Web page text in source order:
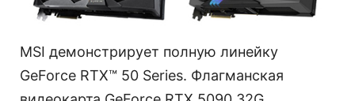
MSI демонстрирует полную линейку
GeForce RTX™ 50 Series. Флагманская